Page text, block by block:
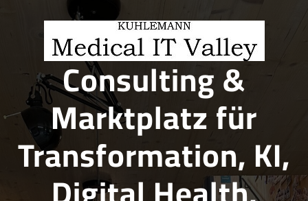
Consulting &
Marktplatz für
Transformation, KI,